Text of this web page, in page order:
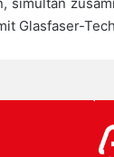
Glasfaser-